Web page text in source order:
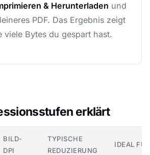
& Herunterladen und
PDF. Das Ergebnis zeigt
viele Bytes du gespart hast.
erklärt
BILD-
DPI
TYPISCHE
REDUZIERUNG
IDEAL FÜR